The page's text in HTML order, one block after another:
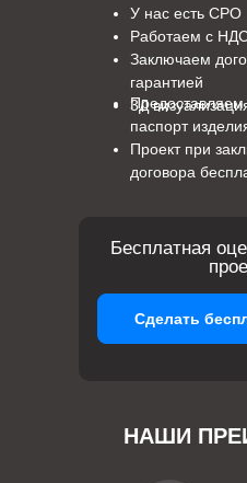
паспорт
Проект при
договора
У нас есть СРО
Работаем с
Заключаем
гарантией
3Д
НАШИ
Бесплатная
Сделать